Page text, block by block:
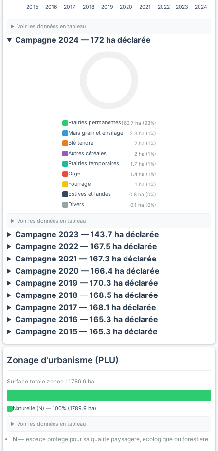
2015 2016 2017 2018 2019 2020 2021 2022 2023 2024
Voir les données en tableau
Campagne 2024 — 172 ha déclarée
Prairies permanentes160.7 ha (93%)
Maïs grain et ensilage 2.3 ha (1%)
Blé tendre 2 ha (1%)
Autres céréales 2 ha (1%)
Prairies temporaires 1.7 ha (1%)
Orge 1.4 ha (1%)
Fourrage 1 ha (1%)
Estives et landes 0.8 ha (0%)
Divers 0.1 ha (0%)
Voir les données en tableau
Campagne 2023 — 143.7 ha déclarée
Campagne 2022 — 167.5 ha déclarée
Campagne 2021 — 167.3 ha déclarée
Campagne 2020 — 166.4 ha déclarée
Campagne 2019 — 170.3 ha déclarée
Campagne 2018 — 168.5 ha déclarée
Campagne 2017 — 168.1 ha déclarée
Campagne 2016 — 165.3 ha déclarée
Campagne 2015 — 165.3 ha déclarée
Zonage d'urbanisme (PLU)
Surface totale zonee : 1789.9 ha
Naturelle (N) — 100% (1789.9 ha)
Voir les données en tableau
N — espace protege pour sa qualite paysagere, ecologique ou forestiere